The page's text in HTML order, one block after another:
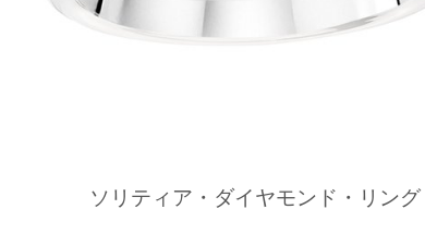
ソリティア・ダイヤモンド・リング